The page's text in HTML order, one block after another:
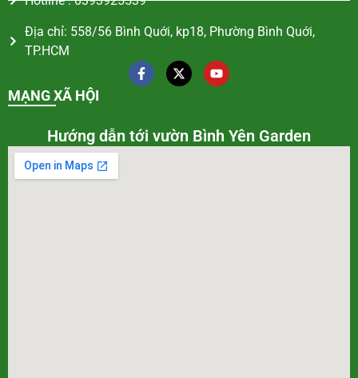
Địa chỉ: 558/56 Bình Quới, kp18, Phường Bình Quới,
TP.HCM
MẠNG XÃ HỘI
Hướng dẫn tới vườn Bình Yên Garden